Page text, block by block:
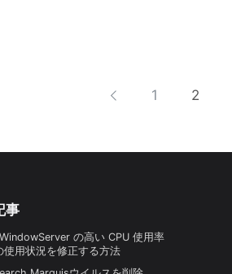
1 2
事
の高い CPU 使用率
使用状況を修正する方法